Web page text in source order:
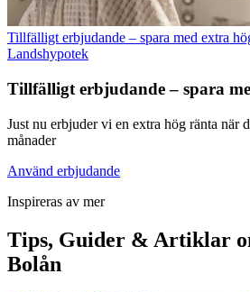
Tillfälligt erbjudande – spara med extra
Landshypotek
Tillfälligt erbjudande – spara
Just nu erbjuder vi en extra hög ränta när
månader
Använd erbjudande
Inspireras av mer
Tips, Guider & Artiklar
Bolån